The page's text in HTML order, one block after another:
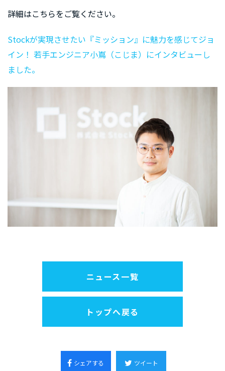
詳細はこちらをご覧ください。
Stockが実現させたい『ミッション』に魅力を感じてジョ
イン！ 若手エンジニア小嶌（こじま）にインタビューし
ました。
ニュース一覧
トップへ戻る
シェアする ツイート